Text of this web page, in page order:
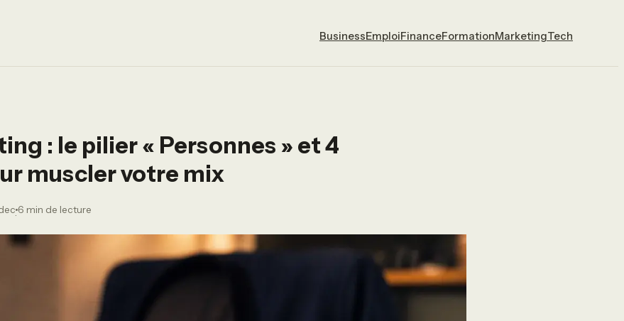
BusinessEmploiFinanceFormationMarketingTech
: le pilier « Personnes » et 4
muscler votre mix
·
6 min de lecture